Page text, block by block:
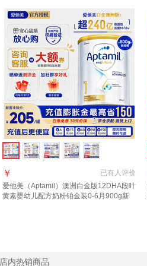
已有人评价
￥
爱他美（Aptamil）澳洲白金版12DHA段叶
黄素婴幼儿配方奶粉铂金装0-6月900g新
店内热销商品